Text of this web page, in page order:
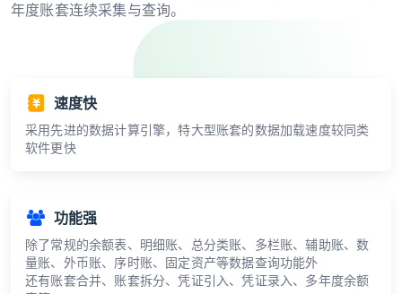
年度账套连续采集与查询。
速度快
采用先进的数据计算引擎，特大型账套的数据加载速度较同类
软件更快
功能强
除了常规的余额表、明细账、总分类账、多栏账、辅助账、数
量账、外币账、序时账、固定资产等数据查询功能外
还有账套合并、账套拆分、凭证引入、凭证录入、多年度余额